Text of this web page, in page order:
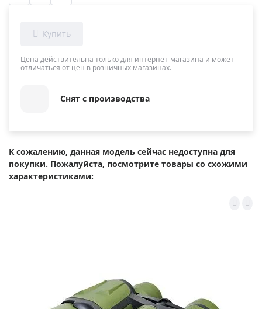
Цена действительна только для интернет-магазина и может
отличаться от цен в розничных магазинах.
Снят с производства
К сожалению, данная модель сейчас недоступна для
покупки. Пожалуйста, посмотрите товары со схожими
характеристиками: